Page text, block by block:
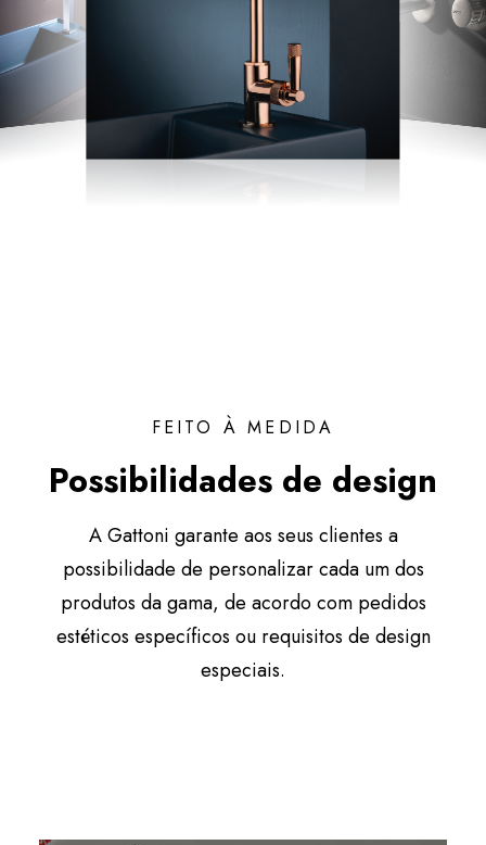
FEITO À MEDIDA
Possibilidades de design
A Gattoni garante aos seus clientes a
possibilidade de personalizar cada um dos
produtos da gama, de acordo com pedidos
estéticos específicos ou requisitos de design
especiais.